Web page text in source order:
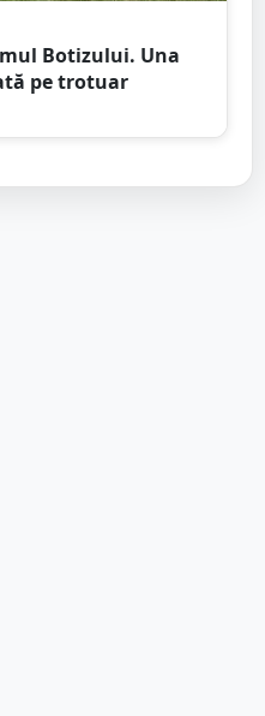
Botizului. Una
pe trotuar